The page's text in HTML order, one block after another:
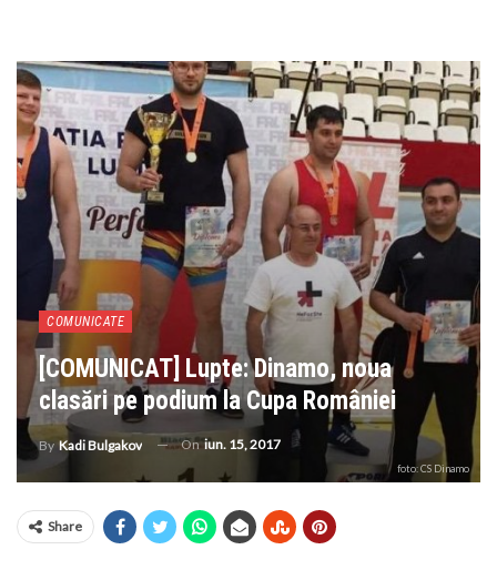
COMUNICATE
[COMUNICAT] Lupte: Dinamo, noua
clasări pe podium la Cupa României
By Kadi Bulgakov Oniun. 15, 2017
foto: CS Dinamo
Share